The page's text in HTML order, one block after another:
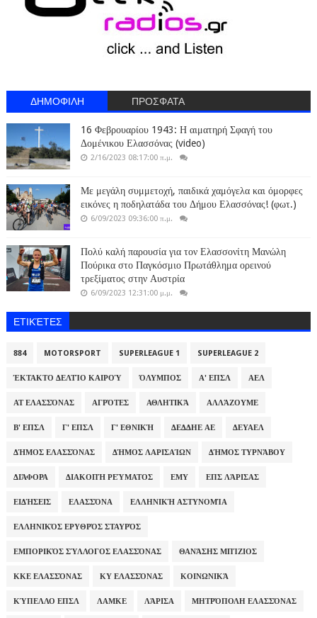
ΔΗΜΟΦΙΛΗ ΠΡΟΣΦΑΤΑ
16 Φεβρουαρίου 1943: Η αιματηρή Σφαγή του
Δομένικου Ελασσόνας (video)
2/16/2023 08:17:00 π.μ.
Με μεγάλη συμμετοχή, παιδικά χαμόγελα και όμορφες
εικόνες η ποδηλατάδα του Δήμου Ελασσόνας! (φωτ.)
6/09/2023 09:36:00 π.μ.
Πολύ καλή παρουσία για τον Ελασσονίτη Μανώλη
Πούρικα στο Παγκόσμιο Πρωτάθλημα ορεινού
τρεξίματος στην Αυστρία
6/09/2023 12:31:00 μ.μ.
ΕΤΙΚΈΤΕΣ
884 MOTORSPORT SUPERLEAGUE 1 SUPERLEAGUE 2
ΈΚΤΑΚΤΟ ΔΕΛΤΊΟ ΚΑΙΡΟΎ ΌΛΥΜΠΟΣ Α' ΕΠΣΛ ΑΕΛ
ΑΤ ΕΛΑΣΣΌΝΑΣ ΑΓΡΌΤΕΣ ΑΘΛΗΤΙΚΆ ΑΛΛΆΖΟΥΜΕ
Β' ΕΠΣΛ Γ' ΕΠΣΛ Γ' ΕΘΝΙΚΉ ΔΕΔΔΗΕ ΑΕ ΔΕΥΑΕΛ
ΔΉΜΟΣ ΕΛΑΣΣΌΝΑΣ ΔΉΜΟΣ ΛΑΡΙΣΑΊΩΝ ΔΉΜΟΣ ΤΥΡΝΆΒΟΥ
ΔΙΆΦΟΡΑ ΔΙΑΚΟΠΉ ΡΕΎΜΑΤΟΣ ΕΜΥ ΕΠΣ ΛΆΡΙΣΑΣ
ΕΙΔΉΣΕΙΣ ΕΛΑΣΣΌΝΑ ΕΛΛΗΝΙΚΉ ΑΣΤΥΝΟΜΊΑ
ΕΛΛΗΝΙΚΌΣ ΕΡΥΘΡΌΣ ΣΤΑΥΡΌΣ
ΕΜΠΟΡΙΚΌΣ ΣΎΛΛΟΓΟΣ ΕΛΑΣΣΌΝΑΣ ΘΑΝΆΣΗΣ ΜΠΊΖΙΟΣ
ΚΚΕ ΕΛΑΣΣΌΝΑΣ ΚΥ ΕΛΑΣΣΌΝΑΣ ΚΟΙΝΩΝΙΚΆ
ΚΎΠΕΛΛΟ ΕΠΣΛ ΛΑΜΚΕ ΛΆΡΙΣΑ ΜΗΤΡΌΠΟΛΗ ΕΛΑΣΣΌΝΑΣ